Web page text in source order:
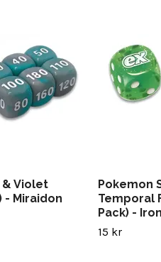
Violet
- Miraidon
Pokemon
Temporal
Pack) -
15 kr